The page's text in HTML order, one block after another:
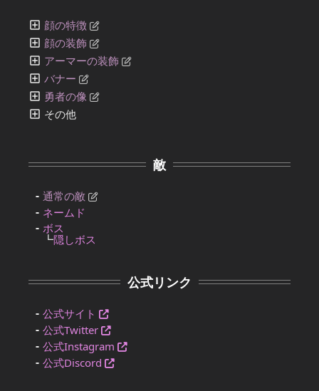
顔の特徴
顔の装飾
アーマーの装飾
バナー
勇者の像
その他
敵
通常の敵
ネームド
ボス
┗隠しボス
公式リンク
公式サイト
公式Twitter
公式Instagram
公式Discord